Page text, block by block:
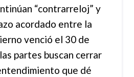
“contrarreloj” y
acordado entre la
venció el 30 de
partes buscan cerrar
que dé